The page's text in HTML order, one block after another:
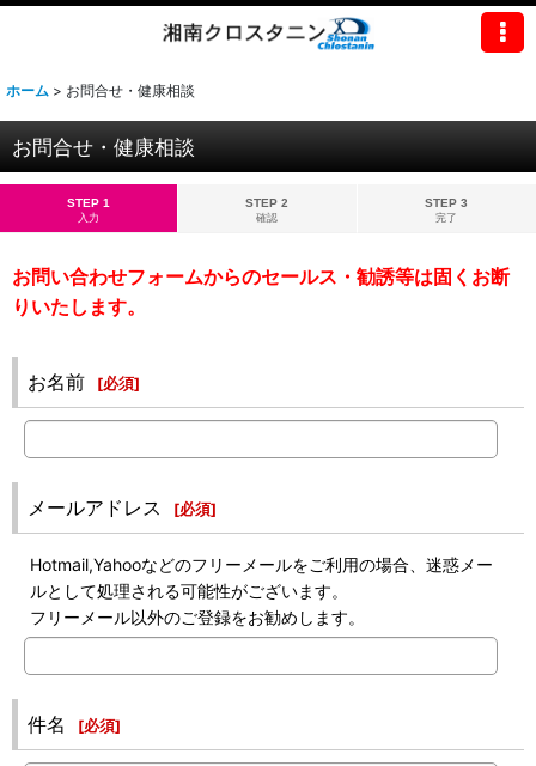
ホーム > お問合せ・健康相談
お問合せ・健康相談
STEP 1
入力
STEP 2
確認
STEP 3
完了
お問い合わせフォームからのセールス・勧誘等は固くお断
りいたします。
お名前 [必須]
メールアドレス [必須]
Hotmail,Yahooなどのフリーメールをご利用の場合、迷惑メー
ルとして処理される可能性がございます。
フリーメール以外のご登録をお勧めします。
件名 [必須]